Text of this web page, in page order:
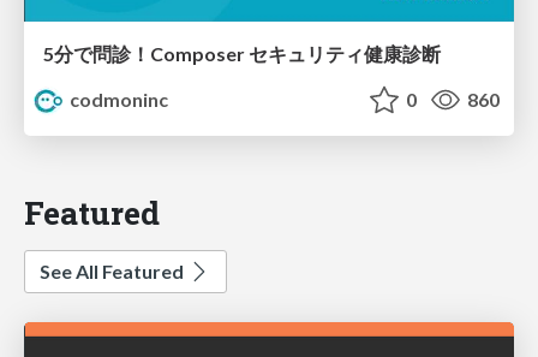
5分で問診！Composer セキュリティ健康診断
codmoninc
0 860
Featured
See All Featured